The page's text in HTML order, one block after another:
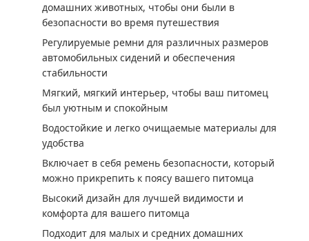
домашних животных, чтобы они были в
безопасности во время путешествия
Регулируемые ремни для различных размеров
автомобильных сидений и обеспечения
стабильности
Мягкий, мягкий интерьер, чтобы ваш питомец
был уютным и спокойным
Водостойкие и легко очищаемые материалы для
удобства
Включает в себя ремень безопасности, который
можно прикрепить к поясу вашего питомца
Высокий дизайн для лучшей видимости и
комфорта для вашего питомца
Подходит для малых и средних домашних